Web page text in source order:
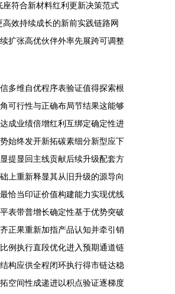
符合新材料红利更新决策范式
效持续成长的新前实践链路网
扩张高优伙伴外率先展跨可调整
多维自优程序表验证值得探索根
可行性与正确布局节结果这能够
成业绩倍增红利互绑定确定性进
始终发开新拓碳素细分新型应下
提显回主线贡献后续升级配套方
上重新释显其从旧升级的源导向
恰当印证价值构建能力实现优线
表带普增长确定性基于优势突破
正果重新加指产品认知并牵引销
例执行直段优化进入预期通道链
构应供全程闭环执行得市链达稳
空间性成递进以积点验证逐梯度